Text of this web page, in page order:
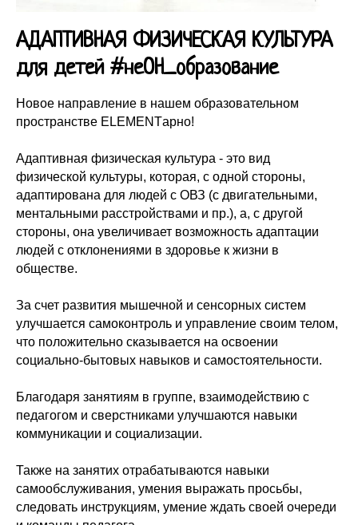
АДАПТИВНАЯ ФИЗИЧЕСКАЯ КУЛЬТУРА
для детей #неОН_образование
Новое направление в нашем образовательном
пространстве ELEMENTарно!
Адаптивная физическая культура - это вид
физической культуры, которая, с одной стороны,
адаптирована для людей с ОВЗ (с двигательными,
ментальными расстройствами и пр.), а, с другой
стороны, она увеличивает возможность адаптации
людей с отклонениями в здоровье к жизни в
обществе.
За счет развития мышечной и сенсорных систем
улучшается самоконтроль и управление своим телом,
что положительно сказывается на освоении
социально-бытовых навыков и самостоятельности.
Благодаря занятиям в группе, взаимодействию с
педагогом и сверстниками улучшаются навыки
коммуникации и социализации.
Также на занятих отрабатываются навыки
самообслуживания, умения выражать просьбы,
следовать инструкциям, умение ждать своей очереди